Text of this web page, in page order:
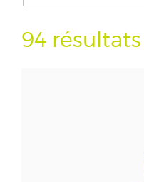
94 résultats